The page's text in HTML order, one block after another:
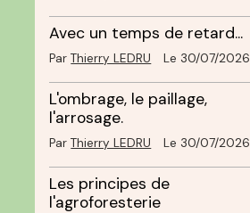
Avec un temps de retard...
ParThierry LEDRU Le 30/07/2026
L'ombrage, le paillage,
l'arrosage.
ParThierry LEDRU Le 30/07/2026
Les principes de
l'agroforesterie